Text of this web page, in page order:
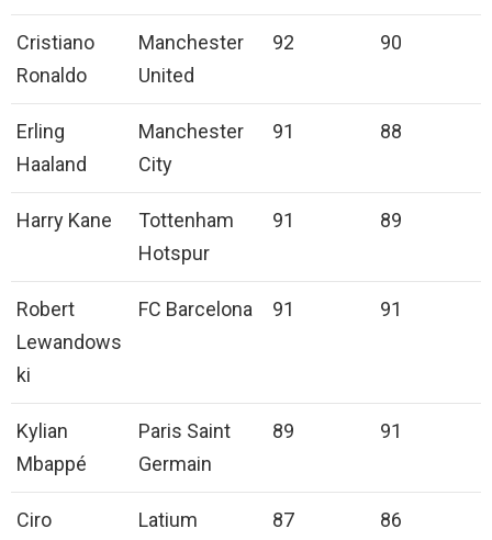
Cristiano
Ronaldo
Manchester
United
92 90
Erling
Haaland
Manchester
City
91 88
Harry Kane
Tottenham
Hotspur
91 89
Robert
Lewandows
ki
FC Barcelona 91 91
Kylian
Mbappé
Paris Saint
Germain
89 91
Ciro
Latium
87 86